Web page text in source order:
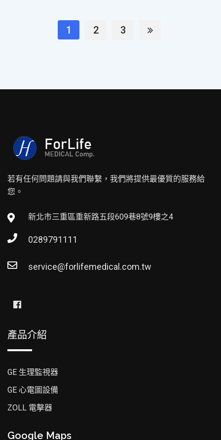
1 2 3
若有任何問題請與我們聯繫，我們將提供最優質的服務給
您。
新北市三重區重新路五段609巷8號9樓之4
0289791111
service@forlifemedical.com.tw
產品介紹
GE 生理監視器
GE 心電圖設備
ZOLL 電擊器
Google Maps